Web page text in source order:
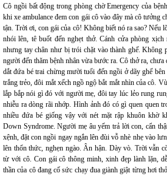
Cô ngồi bất động trong phòng chờ Emergency của
khi xe ambulance đem con gái cô vào đây mà cô tưởng
tận. Trời ơi, con gái của cô! Không biết nó ra sao? Nếu
nhói lên, tê buốt đến nghẹt thở. Cánh cửa phòng
nhưng tay chân như bị trói chặt vào thành ghế. Không
người đến thăm bệnh nhân vừa bước ra. Cô thở ra,
dắt đứa bé trai chừng mười tuổi đến ngồi ở dãy ghế
trắng trẻo, đôi mắt xếch ngồ ngộ bắt mắt nhìn của cô.
lắp bắp nói gì đó với người mẹ, đôi tay lúc lẻo rung
nhiễu ra dòng rãi nhớp. Hình ảnh đó có gì quen quen
nhiều đứa bé giống vậy với nét mặt rập khuôn khờ
Down Syndrome. Người mẹ âu yếm trả lời con, cẩn
xệnh, đặt con ngồi ngay ngắn lên đùi vỗ nhè nhẹ vào
lên thổn thức, nghẹn ngào. Ân hận. Dày vò. Trời vẫn
từ với cô. Con gái cô thông minh, xinh đẹp lành lặn,
thần của cô đang cố sức chạy đua giành giật từng hơi